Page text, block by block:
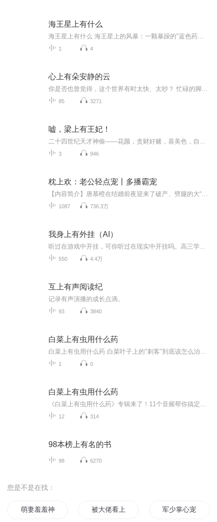
海王星上有什么
1 4
心上有朵安静的云
85 3271
嘘，梁上有王妃！
3 946
枕上欢：老公轻点宠丨多播霸宠
1087 736.3万
我身上有外挂（AI）
550 4.4万
互上有声阅读纪
记录有声演播的成长点滴。
93 3840
白菜上有虫用什么药
1 0
白菜上有虫用什么药
12 314
98本榜上有名的书
98 6270
您是不是在找：
萌妻羞羞神秘帝少太会撩被大佬看上后每天都好害羞军少掌心宠甜妻